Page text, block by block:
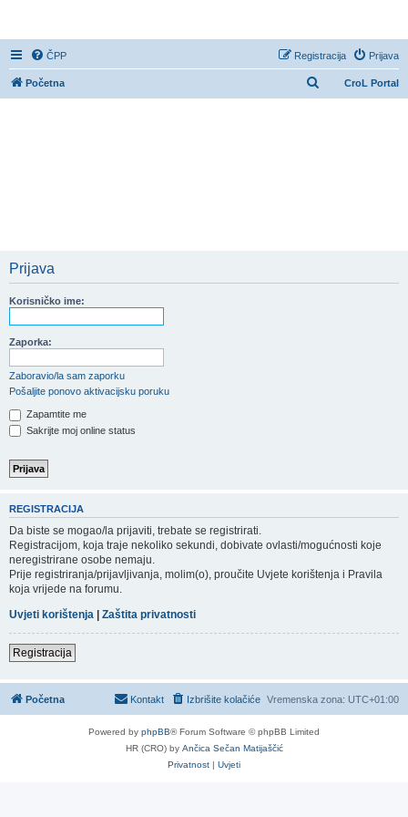
ČPP Prijava
Registracija
CroL Portal
Početna
Prijava
Korisničko ime:
Zaporka:
Zaboravio/la sam zaporku
Pošaljite ponovo aktivacijsku poruku
Zapamtite me
Sakrijte moj online status
REGISTRACIJA
Da biste se mogao/la prijaviti, trebate se registrirati.
Registracijom, koja traje nekoliko sekundi, dobivate ovlasti/mogućnosti koje
neregistrirane osobe nemaju.
Prije registriranja/prijavljivanja, molim(o), proučite Uvjete korištenja i Pravila
koja vrijede na forumu.
Uvjeti korištenja | Zaštita privatnosti
Registracija
Početna Vremenska zona: UTC+01:00
Izbrišite kolačiće
Kontakt
Powered by phpBB® Forum Software © phpBB Limited
HR (CRO) by Ančica Sečan Matijaščić
Privatnost | Uvjeti